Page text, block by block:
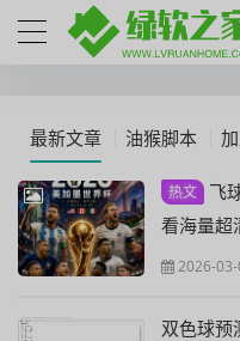
最新文章 油猴脚本
热文
飞
看海量超
2026-
双色球预